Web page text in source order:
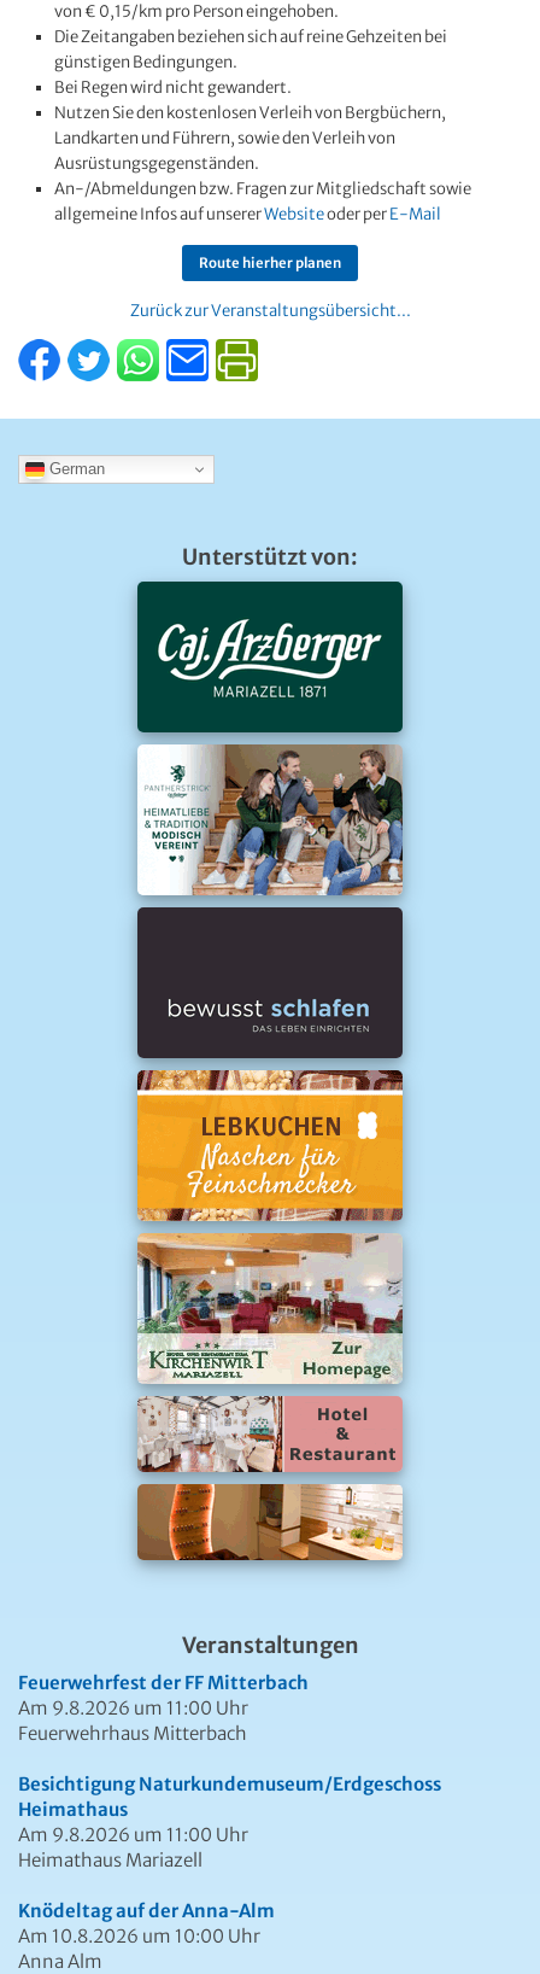
von € 0,15/km pro Person eingehoben.
Die Zeitangaben beziehen sich auf reine Gehzeiten bei
günstigen Bedingungen.
Bei Regen wird nicht gewandert.
Nutzen Sie den kostenlosen Verleih von Bergbüchern,
Landkarten und Führern, sowie den Verleih von
Ausrüstungsgegenständen.
An-/Abmeldungen bzw. Fragen zur Mitgliedschaft sowie
allgemeine Infos auf unsererWebsiteoder perE-Mail
Route hierher planen
Zurück zur Veranstaltungsübersicht...
German
Unterstützt von:
Veranstaltungen
Feuerwehrfest der FF Mitterbach
Am 9.8.2026 um 11:00 Uhr
Feuerwehrhaus Mitterbach
Besichtigung Naturkundemuseum/Erdgeschoss
Heimathaus
Am 9.8.2026 um 11:00 Uhr
Heimathaus Mariazell
Knödeltag auf der Anna-Alm
Am 10.8.2026 um 10:00 Uhr
Anna Alm